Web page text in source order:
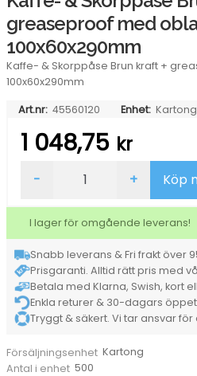
greaseproof med
100x60x290mm
Kaffe- & Skorppåse Brun kraft +
100x60x290mm
Art.nr: 45560120 Enhet: Kartong
1 048,75 kr
Brun
kraft
+
greaseproof
med
oblat
förslutning
100x60x290mm
- + Köp
I lager för omgående leverans!
Snabb leverans & Fri frakt över
Prisgaranti. Alltid rätt pris med
Betala med Klarna, Swish, kort
Enkla returer & 30-dagars
Tryggt & säkert. Vi tar ansvar för
Försäljningsenhet Kartong
Antal i enhet 500